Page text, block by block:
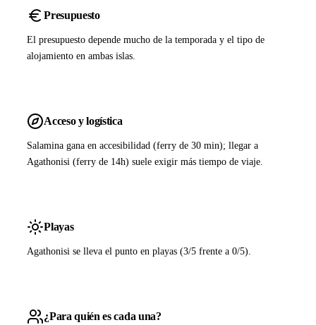
Presupuesto
El presupuesto depende mucho de la temporada y el tipo de
alojamiento en ambas islas.
Acceso y logística
Salamina gana en accesibilidad (ferry de 30 min); llegar a
Agathonisi (ferry de 14h) suele exigir más tiempo de viaje.
Playas
Agathonisi se lleva el punto en playas (3/5 frente a 0/5).
¿Para quién es cada una?